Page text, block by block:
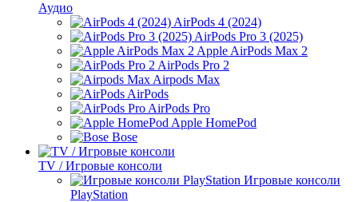
Аудио
AirPods 4 (2024)
AirPods Pro 3 (2025)
Apple AirPods Max 2
AirPods Pro 2
Airpods Max
AirPods
AirPods Pro
Apple HomePod
Bose
TV / Игровые консоли
Игровые консоли
PlayStation